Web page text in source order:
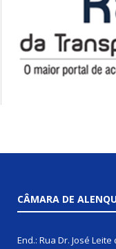
CÂMARA DE
End.: Rua Dr. José